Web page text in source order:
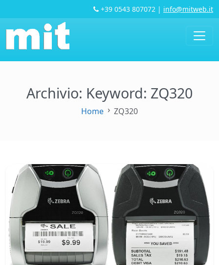
+39 0543 807072 | info@mitweb.it
Archivio: Keyword: ZQ320
Home ZQ320